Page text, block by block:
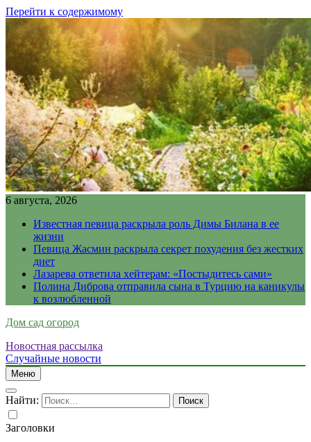
Перейти к содержимому
6 августа, 2026
Известная певица раскрыла роль Димы Билана в ее
жизни
Певица Жасмин раскрыла секрет похудения без жестких
диет
Лазарева ответила хейтерам: «Постыдитесь сами»
Полина Диброва отправила сына в Турцию на каникулы
к возлюбленной
Дом сад огород
Новостная рассылка
Случайные новости
Меню
Найти:
Заголовки